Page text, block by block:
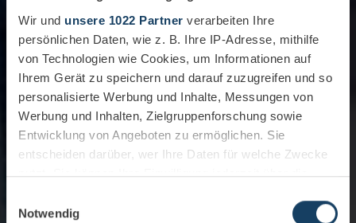
Wir und unsere 1022 Partner verarbeiten Ihre
persönlichen Daten, wie z. B. Ihre IP-Adresse, mithilfe
von Technologien wie Cookies, um Informationen auf
Ihrem Gerät zu speichern und darauf zuzugreifen und so
personalisierte Werbung und Inhalte, Messungen von
Werbung und Inhalten, Zielgruppenforschung sowie
Entwicklung von Angeboten zu ermöglichen. Sie
entscheiden darüber, wer Ihre Daten für welche Zwecke
nutzt. Sie können Ihre Einwilligung jederzeit über die
Trigger Symbol ändern oder widerrufen
Notwendig